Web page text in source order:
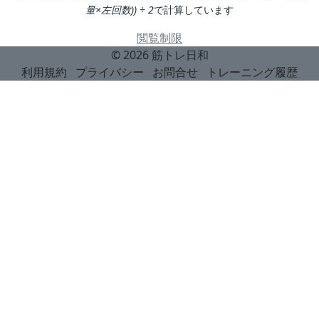
量×左回数)) ÷ 2で計算しています
閲覧制限
© 2026 筋トレ日和
利用規約
プライバシー お問合せ トレーニング履歴